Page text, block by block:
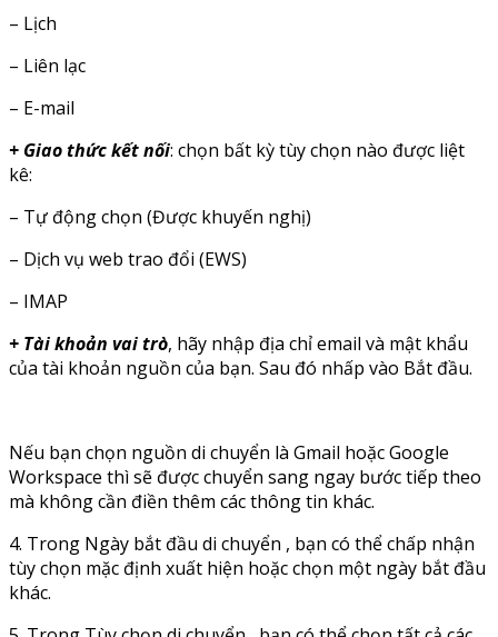
– Lịch
– Liên lạc
– E-mail
+ Giao thức kết nối: chọn bất kỳ tùy chọn nào được liệt
kê:
– Tự động chọn (Được khuyến nghị)
– Dịch vụ web trao đổi (EWS)
– IMAP
+ Tài khoản vai trò, hãy nhập địa chỉ email và mật khẩu
của tài khoản nguồn của bạn. Sau đó nhấp vào Bắt đầu.
Nếu bạn chọn nguồn di chuyển là Gmail hoặc Google
Workspace thì sẽ được chuyển sang ngay bước tiếp theo
mà không cần điền thêm các thông tin khác.
4. Trong Ngày bắt đầu di chuyển , bạn có thể chấp nhận
tùy chọn mặc định xuất hiện hoặc chọn một ngày bắt đầu
khác.